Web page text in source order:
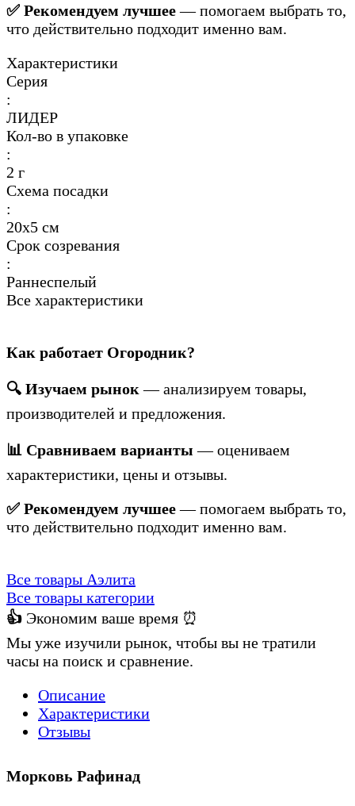
✅ Рекомендуем лучшее— помогаем выбрать то,
что действительно подходит именно вам.
Характеристики
Серия
:
ЛИДЕР
Кол-во в упаковке
:
2 г
Схема посадки
:
20х5 см
Срок созревания
:
Раннеспелый
Все характеристики
Как работает Огородник?
🔍 Изучаем рынок — анализируем товары,
производителей и предложения.
📊 Сравниваем варианты — оцениваем
характеристики, цены и отзывы.
✅ Рекомендуем лучшее— помогаем выбрать то,
что действительно подходит именно вам.
Все товары Аэлита
Все товары категории
👍 Экономим ваше время ⏰
Мы уже изучили рынок, чтобы вы не тратили
часы на поиск и сравнение.
Описание
Характеристики
Отзывы
Морковь Рафинад